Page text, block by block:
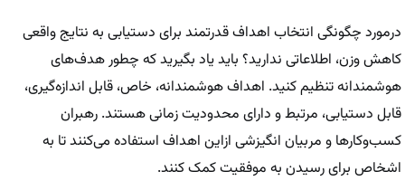
درمورد چگونگی انتخاب اهداف قدرتمند برای دستیابی به نتایج واقعی
کاهش وزن، اطلاعاتی ندارید؟ باید یاد بگیرید که چطور هدف‌های
هوشمندانه تنظیم کنید. اهداف هوشمندانه، خاص، قابل اندازه‌گیری،
قابل دستیابی، مرتبط و دارای محدودیت زمانی هستند. رهبران
کسب‌وکار‌ها و مربیان انگیزشی ازاین اهداف استفاده می‌کنند تا به
اشخاص برای رسیدن به موفقیت کمک کنند.